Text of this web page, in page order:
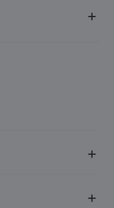
МАКЕДОНИЯ